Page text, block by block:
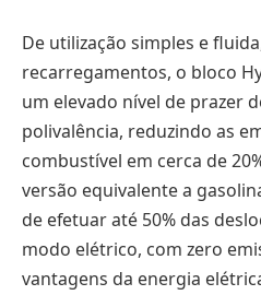
De utilização simples e
recarregamentos, o bloco
um elevado nível de prazer
polivalência, reduzindo as
combustível em cerca de
versão equivalente a
de efetuar até 50% das
modo elétrico, com zero
vantagens da energia